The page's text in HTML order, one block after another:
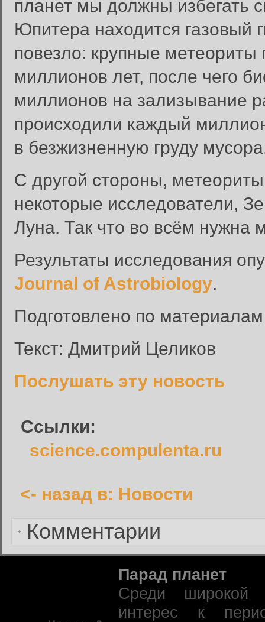
планет мы должны избегать
Юпитера находится газовый
повезло: крупные
миллионов лет, после чего
миллионов на зализывание
происходили каждый
в безжизненную груду
С другой стороны,
некоторые исследователи,
Луна. Так что во всём нужна
Результаты исследования
Journal of Astrobiology.
Подготовлено по
Текст: Дмитрий Целиков
Послушать эту новость
Ссылки:
science.compulenta.ru
<- назад в: Новости
Комментарии
Введите имя пользователя и
Вход в систему
Имя пользователя:
Запомнить меня:
Забыли пароль?
Парад планет
Среди широкой
интерес к